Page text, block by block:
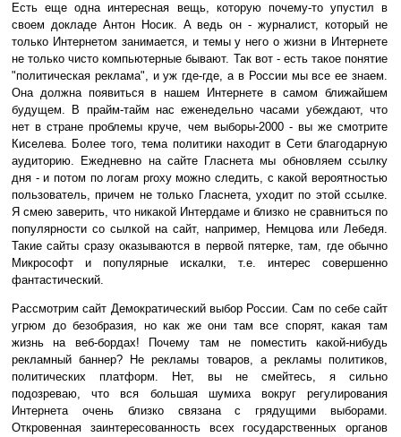
Есть еще одна интересная вещь, которую почему-то упустил в
своем докладе Антон Носик. А ведь он - журналист, который не
только Интернетом занимается, и темы у него о жизни в Интернете
не только чисто компьютерные бывают. Так вот - есть такое понятие
"политическая реклама", и уж где-где, а в России мы все ее знаем.
Она должна появиться в нашем Интернете в самом ближайшем
будущем. В прайм-тайм нас еженедельно часами убеждают, что
нет в стране проблемы круче, чем выборы-2000 - вы же смотрите
Киселева. Более того, тема политики находит в Сети благодарную
аудиторию. Ежедневно на сайте Гласнета мы обновляем ссылку
дня - и потом по логам proxy можно следить, с какой вероятностью
пользователь, причем не только Гласнета, уходит по этой ссылке.
Я смею заверить, что никакой Интердаме и близко не сравниться по
популярности со сылкой на сайт, например, Немцова или Лебедя.
Такие сайты сразу оказываются в первой пятерке, там, где обычно
Микрософт и популярные искалки, т.е. интерес совершенно
фантастический.
Рассмотрим сайт Демократический выбор России. Сам по себе сайт
угрюм до безобразия, но как же они там все спорят, какая там
жизнь на веб-бордах! Почему там не поместить какой-нибудь
рекламный баннер? Не рекламы товаров, а рекламы политиков,
политических платформ. Нет, вы не смейтесь, я сильно
подозреваю, что вся большая шумиха вокруг регулирования
Интернета очень близко связана с грядущими выборами.
Откровенная заинтересованность всех государственных органов